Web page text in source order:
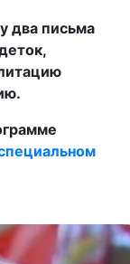
два письма